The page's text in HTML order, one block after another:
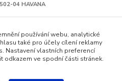
04 HAVANA
používání webu, analytické
také pro účely cílení reklamy
Nastavení vlastních preferencí
odkazem ve spodní části stránek.